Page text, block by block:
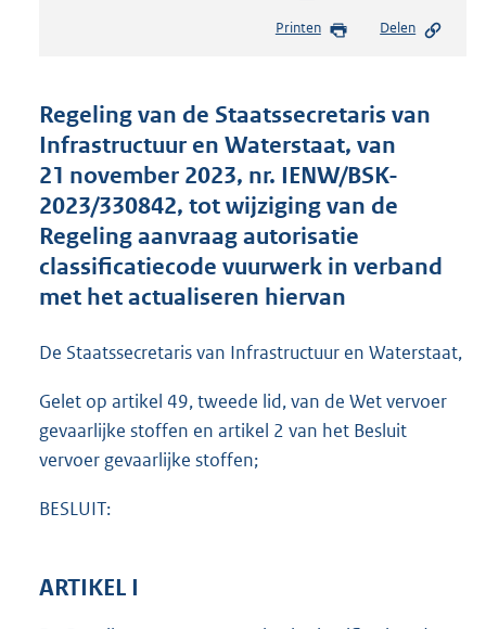
s
d
s
g
r
o
o
t
e
3
2
Printen Delen
Regeling van de Staatssecretaris van
Infrastructuur en Waterstaat, van
21 november 2023, nr. IENW/BSK-
2023/330842, tot wijziging van de
Regeling aanvraag autorisatie
classificatiecode vuurwerk in verband
met het actualiseren hiervan
De Staatssecretaris van Infrastructuur en Waterstaat,
Gelet op artikel 49, tweede lid, van de Wet vervoer
gevaarlijke stoffen en artikel 2 van het Besluit
vervoer gevaarlijke stoffen;
BESLUIT:
ARTIKEL I